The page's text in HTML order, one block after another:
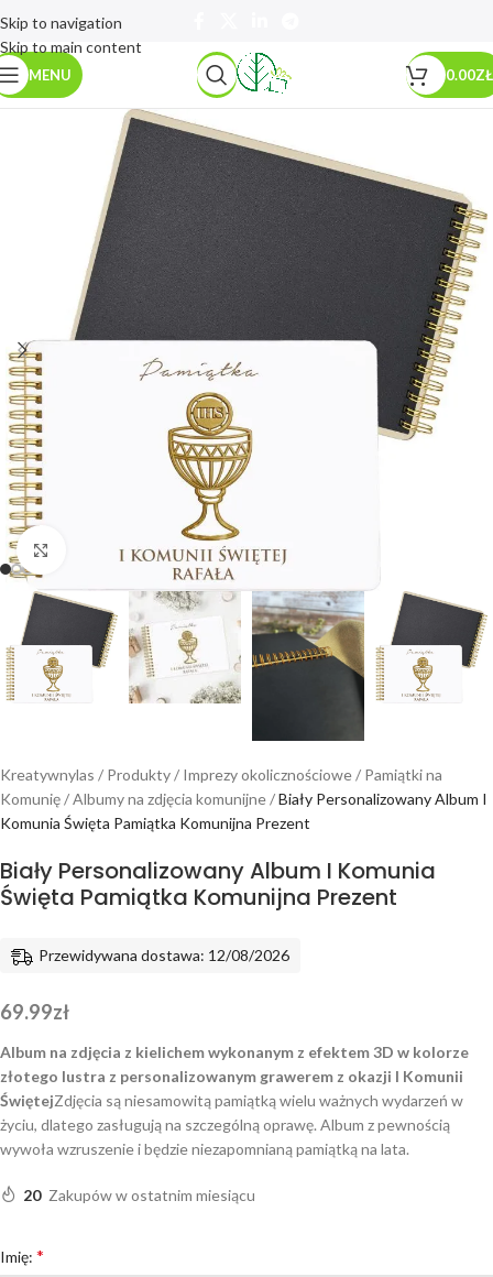
Skip to navigation
Skip to main content
MENU 0.00ZŁ
Powiększ
Kreatywnylas / Produkty/ Imprezy okolicznościowe/ Pamiątki na
Komunię/Albumy na zdjęcia komunijne/Biały Personalizowany Album I
Komunia Święta Pamiątka Komunijna Prezent
Biały Personalizowany Album I Komunia
Święta Pamiątka Komunijna Prezent
Przewidywana dostawa: 12/08/2026
69.99zł
Album na zdjęcia z kielichem wykonanym z efektem 3D w kolorze
złotego lustra z personalizowanym grawerem z okazji I Komunii
ŚwiętejZdjęcia są niesamowitą pamiątką wielu ważnych wydarzeń w
życiu, dlatego zasługują na szczególną oprawę. Album z pewnością
wywoła wzruszenie i będzie niezapomnianą pamiątką na lata.
20 Zakupów w ostatnim miesiącu
Imię: *